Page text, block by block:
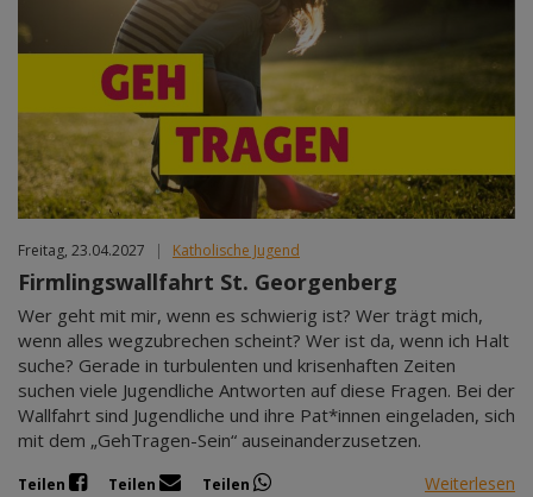
Freitag, 23.04.2027 Katholische Jugend
Firmlingswallfahrt St. Georgenberg
Wer geht mit mir, wenn es schwierig ist? Wer trägt mich,
wenn alles wegzubrechen scheint? Wer ist da, wenn ich Halt
suche? Gerade in turbulenten und krisenhaften Zeiten
suchen viele Jugendliche Antworten auf diese Fragen. Bei der
Wallfahrt sind Jugendliche und ihre Pat*innen eingeladen, sich
mit dem „GehTragen-Sein“ auseinanderzusetzen.
Teilen Teilen Teilen Weiterlesen